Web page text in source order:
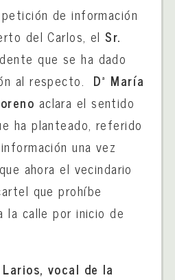
de información
del Carlos, elSr.
que se ha dado
al respecto. Dª María
aclara el sentido
ha planteado, referido
una vez
ahora el vecindario
que prohíbe
la calle por inicio de
vocal de la